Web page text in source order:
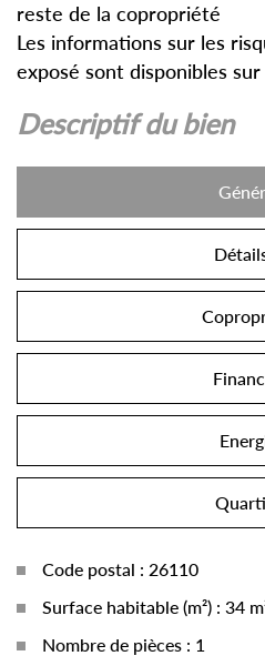
reste de la copropriété
Les informations sur les
exposé sont disponibles
descriptif du bien
Code postal : 26110
Surface habitable (m²) : 34
Nombre de pièces : 1